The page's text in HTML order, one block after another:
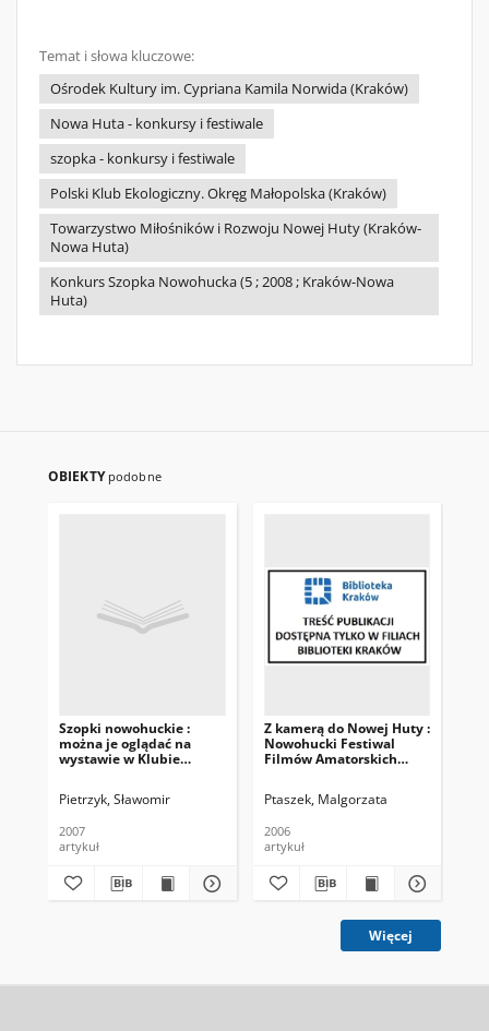
Temat i słowa kluczowe:
Ośrodek Kultury im. Cypriana Kamila Norwida (Kraków)
Nowa Huta - konkursy i festiwale
szopka - konkursy i festiwale
Polski Klub Ekologiczny. Okręg Małopolska (Kraków)
Towarzystwo Miłośników i Rozwoju Nowej Huty (Kraków-
Nowa Huta)
Konkurs Szopka Nowohucka (5 ; 2008 ; Kraków-Nowa
Huta)
OBIEKTY podobne
Szopki nowohuckie :
można je oglądać na
wystawie w Klubie
Pietrzyk, Sławomir
2007
artykuł
Z kamerą do Nowej Huty :
Nowohucki Festiwal
Filmów Amatorskich
Ptaszek, Malgorzata
2006
artykuł
Więcej